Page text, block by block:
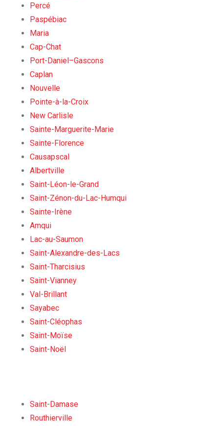
Percé
Paspébiac
Maria
Cap-Chat
Port-Daniel–Gascons
Caplan
Nouvelle
Pointe-à-la-Croix
New Carlisle
Sainte-Marguerite-Marie
Sainte-Florence
Causapscal
Albertville
Saint-Léon-le-Grand
Saint-Zénon-du-Lac-Humqui
Sainte-Irène
Amqui
Lac-au-Saumon
Saint-Alexandre-des-Lacs
Saint-Tharcisius
Saint-Vianney
Val-Brillant
Sayabec
Saint-Cléophas
Saint-Moïse
Saint-Noël
Saint-Damase
Routhierville